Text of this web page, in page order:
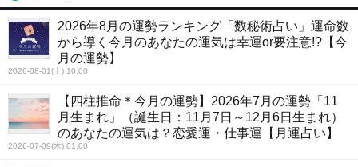
2026年8月の運勢ランキング「数秘術占い」運命数
から導く今月のあなたの運気は幸運or要注意!?【今
月の運勢】
2026-08-01(土) 10:00
【四柱推命＊今月の運勢】2026年7月の運勢「11
月生まれ」（誕生日：11月7日～12月6日生まれ）
のあなたの運気は？恋愛運・仕事運【月運占い】
2026-07-09(木) 01:00